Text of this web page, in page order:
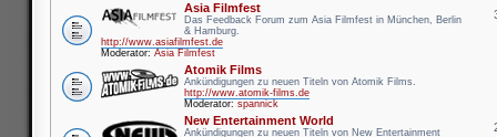
Asia Filmfest
Das Feedback Forum zum Asia Filmfest in München, Berlin
& Hamburg.
http://www.asiafilmfest.de
Moderator: Asia Filmfest
Atomik Films
Ankündigungen zu neuen Titeln von Atomik Films.
http://www.atomik-films.de
Moderator: spannick
New Entertainment World
Ankündigungen zu neuen Titeln von New Entertainment